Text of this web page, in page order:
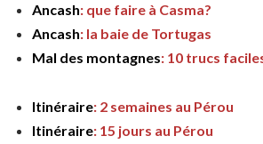
Ancash: que faire à Casma?
Ancash: la baie de Tortugas
Mal des montagnes: 10 trucs
Itinéraire: 2 semaines au Pérou
Itinéraire: 15 jours au Pérou